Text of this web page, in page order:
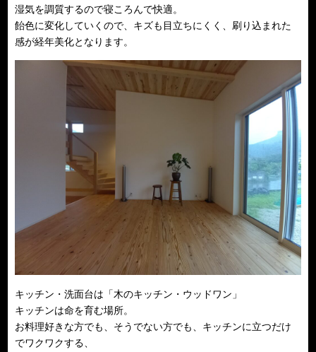
湿気を調質するので寝ころんで快適。
飴色に変化していくので、キズも目立ちにくく、刷り込まれた
感が経年美化となります。
キッチン・洗面台は「木のキッチン・ウッドワン」
キッチンは命を育む場所。
お料理好きな方でも、そうでない方でも、キッチンに立つだけ
でワクワクする、